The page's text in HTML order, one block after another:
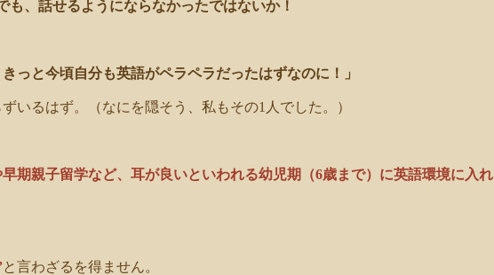
も、話せるようにならなかったではないか！
っと今頃自分も英語がペラペラだったはずなのに！」
いるはず。（なにを隠そう、私もその1人でした。）
早期親子留学など、耳が良いといわれる幼児期（6歳まで）に英語環境に入れ
と言わざるを得ません。